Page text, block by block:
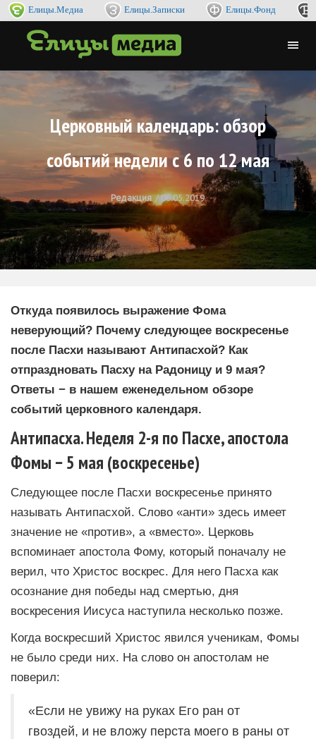
Елицы.Медиа Елицы.Записки Елицы.Фонд
Церковный календарь: обзор
событий недели с 6 по 12 мая
Редакция 06.05.2019
Откуда появилось выражение Фома
неверующий? Почему следующее воскресенье
после Пасхи называют Антипасхой? Как
отпраздновать Пасху на Радоницу и 9 мая?
Ответы − в нашем еженедельном обзоре
событий церковного календаря.
Антипасха. Неделя 2-я по Пасхе, апостола
Фомы − 5 мая (воскресенье)
Следующее после Пасхи воскресенье принято
называть Антипасхой. Слово «анти» здесь имеет
значение не «против», а «вместо». Церковь
вспоминает апостола Фому, который поначалу не
верил, что Христос воскрес. Для него Пасха как
осознание дня победы над смертью, дня
воскресения Иисуса наступила несколько позже.
Когда воскресший Христос явился ученикам, Фомы
не было среди них. На слово он апостолам не
поверил:
«Если не увижу на руках Его ран от
гвоздей, и не вложу перста моего в раны от